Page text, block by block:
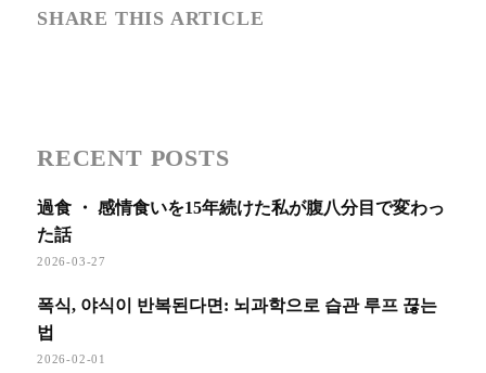
SHARE THIS ARTICLE
RECENT POSTS
過食 ・ 感情食いを15年続けた私が腹八分目で変わっ
た話
2026-03-27
폭식, 야식이 반복된다면: 뇌과학으로 습관 루프 끊는
법
2026-02-01